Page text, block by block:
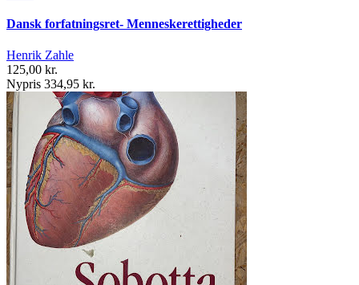
Dansk forfatningsret- Menneskerettigheder
Henrik Zahle
125,00 kr.
Nypris 334,95 kr.